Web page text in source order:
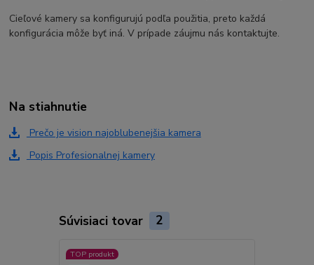
Cieľové kamery sa konfigurujú podľa použitia, preto každá
konfigurácia môže byť iná. V prípade záujmu nás kontaktujte.
Na stiahnutie
Prečo je vision najoblubenejšia kamera
Popis Profesionalnej kamery
Súvisiaci tovar 2
TOP produkt